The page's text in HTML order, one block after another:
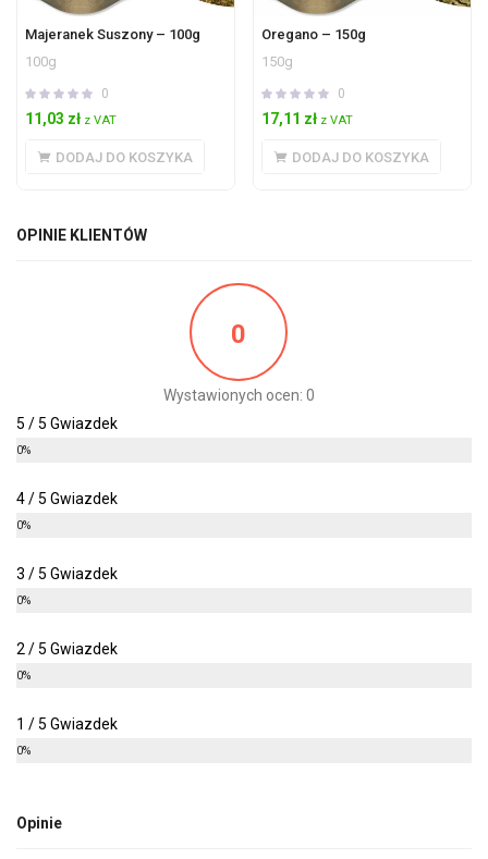
Majeranek Suszony – 100g
100g
0
11,03 zł z VAT
DODAJ DO KOSZYKA
Oregano – 150g
150g
0
17,11 zł z VAT
DODAJ DO KOSZYKA
OPINIE KLIENTÓW
0
Wystawionych ocen: 0
5 / 5 Gwiazdek
0%
4 / 5 Gwiazdek
0%
3 / 5 Gwiazdek
0%
2 / 5 Gwiazdek
0%
1 / 5 Gwiazdek
0%
Opinie